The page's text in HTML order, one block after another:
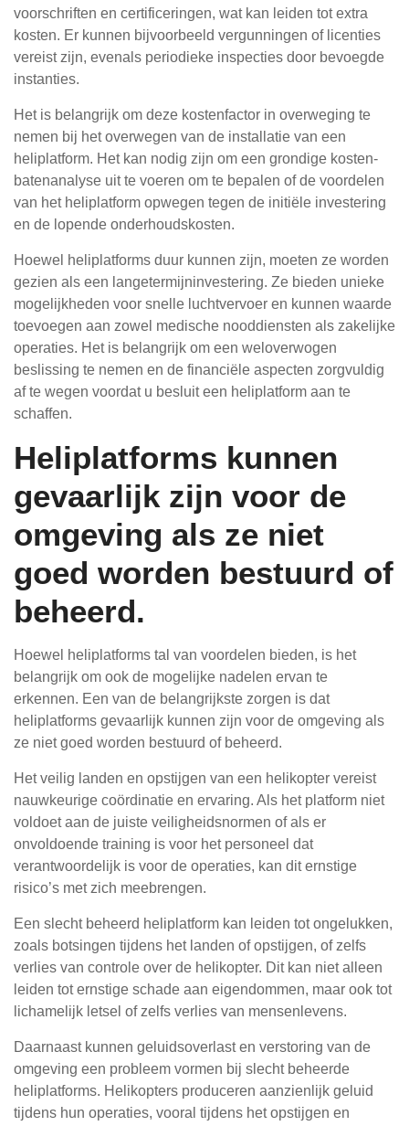
voorschriften en certificeringen, wat kan leiden tot extra
kosten. Er kunnen bijvoorbeeld vergunningen of licenties
vereist zijn, evenals periodieke inspecties door bevoegde
instanties.
Het is belangrijk om deze kostenfactor in overweging te
nemen bij het overwegen van de installatie van een
heliplatform. Het kan nodig zijn om een grondige kosten-
batenanalyse uit te voeren om te bepalen of de voordelen
van het heliplatform opwegen tegen de initiële investering
en de lopende onderhoudskosten.
Hoewel heliplatforms duur kunnen zijn, moeten ze worden
gezien als een langetermijninvestering. Ze bieden unieke
mogelijkheden voor snelle luchtvervoer en kunnen waarde
toevoegen aan zowel medische nooddiensten als zakelijke
operaties. Het is belangrijk om een weloverwogen
beslissing te nemen en de financiële aspecten zorgvuldig
af te wegen voordat u besluit een heliplatform aan te
schaffen.
Heliplatforms kunnen
gevaarlijk zijn voor de
omgeving als ze niet
goed worden bestuurd of
beheerd.
Hoewel heliplatforms tal van voordelen bieden, is het
belangrijk om ook de mogelijke nadelen ervan te
erkennen. Een van de belangrijkste zorgen is dat
heliplatforms gevaarlijk kunnen zijn voor de omgeving als
ze niet goed worden bestuurd of beheerd.
Het veilig landen en opstijgen van een helikopter vereist
nauwkeurige coördinatie en ervaring. Als het platform niet
voldoet aan de juiste veiligheidsnormen of als er
onvoldoende training is voor het personeel dat
verantwoordelijk is voor de operaties, kan dit ernstige
risico’s met zich meebrengen.
Een slecht beheerd heliplatform kan leiden tot ongelukken,
zoals botsingen tijdens het landen of opstijgen, of zelfs
verlies van controle over de helikopter. Dit kan niet alleen
leiden tot ernstige schade aan eigendommen, maar ook tot
lichamelijk letsel of zelfs verlies van mensenlevens.
Daarnaast kunnen geluidsoverlast en verstoring van de
omgeving een probleem vormen bij slecht beheerde
heliplatforms. Helikopters produceren aanzienlijk geluid
tijdens hun operaties, vooral tijdens het opstijgen en